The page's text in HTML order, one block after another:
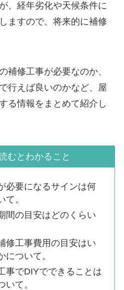
、経年劣化や天候条件に
ますので、将来的に補修
補修工事が必要なのか、
行えば良いのかなど、屋
る情報をまとめて紹介し
むとわかること
必要になるサインは何
て。
間の目安はどのくらい
修工事費用の目安はい
について。
事でDIYでできることは
いて。